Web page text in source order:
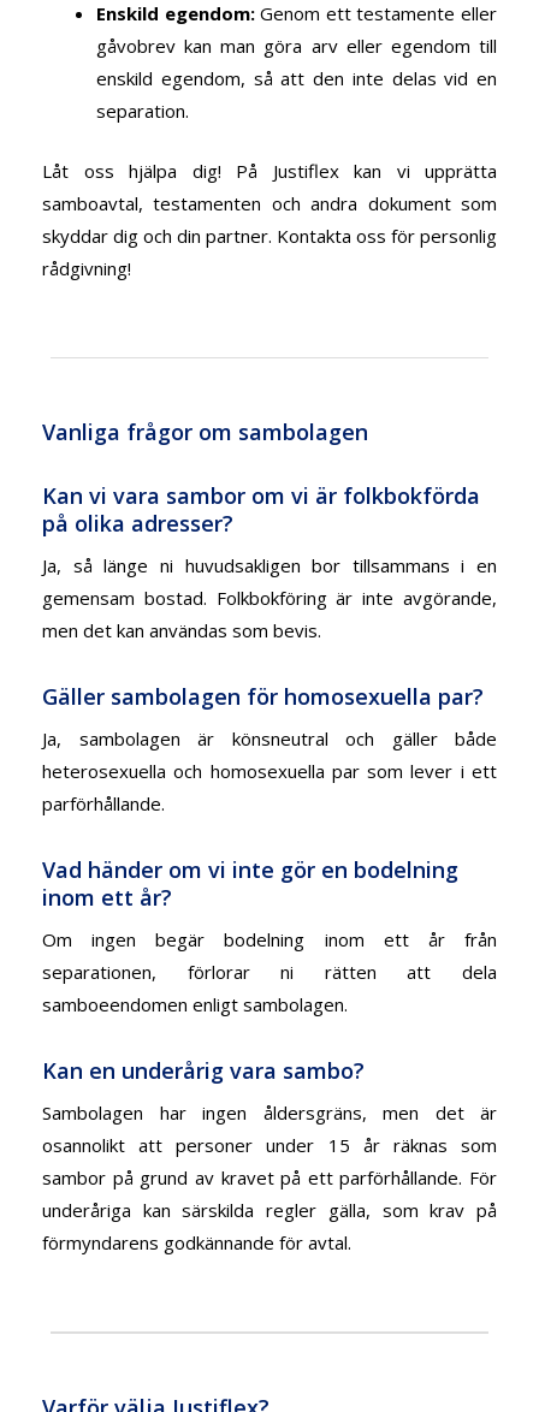
Enskild egendom:Genom ett testamente eller
gåvobrev kan man göra arv eller egendom till
enskild egendom, så att den inte delas vid en
separation.
Låt oss hjälpa dig! På Justiflex kan vi upprätta
samboavtal, testamenten och andra dokument som
skyddar dig och din partner. Kontakta oss för personlig
rådgivning!
Vanliga frågor om sambolagen
Kan vi vara sambor om vi är folkbokförda
på olika adresser?
Ja, så länge ni huvudsakligen bor tillsammans i en
gemensam bostad. Folkbokföring är inte avgörande,
men det kan användas som bevis.
Gäller sambolagen för homosexuella par?
Ja, sambolagen är könsneutral och gäller både
heterosexuella och homosexuella par som lever i ett
parförhållande.
Vad händer om vi inte gör en bodelning
inom ett år?
Om ingen begär bodelning inom ett år från
separationen, förlorar ni rätten att dela
samboeendomen enligt sambolagen.
Kan en underårig vara sambo?
Sambolagen har ingen åldersgräns, men det är
osannolikt att personer under 15 år räknas som
sambor på grund av kravet på ett parförhållande. För
underåriga kan särskilda regler gälla, som krav på
förmyndarens godkännande för avtal.